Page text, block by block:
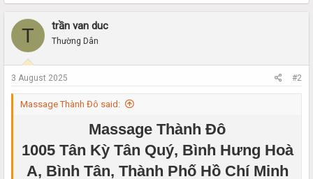
T trần van duc
Thường Dân
3 August 2025 #2
Massage Thành Đô said:
Massage Thành Đô
1005 Tân Kỳ Tân Quý, Bình Hưng Hoà
A, Bình Tân, Thành Phố Hồ Chí Minh